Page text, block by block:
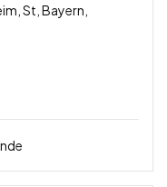
St, Bayern,